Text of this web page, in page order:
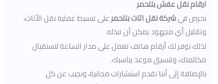
ارقام نقل عفش بللحمر
نحرص فيشركة نقل اثاث بللحمرعلى تبسيط عملية نقل الأثاث،
وتقليل أي مجهود يمكن أن تبذله.
لذلك نوفر لك أرقام هاتف تعمل على مدار الساعة لاستقبال
مكالمتك، وتنسيق موعد يناسبك.
بالإضافة إلى أننا نقدم استشارات مجانية، ونجيب عن كل